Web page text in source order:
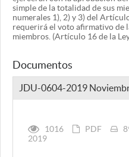
simple de la totalidad de sus
numerales 1), 2) y 3) del
requerirá el voto afirmativo de
miembros. (Artículo 16 de la
Documentos
JDU-0604-2019
1016 PDF
2019